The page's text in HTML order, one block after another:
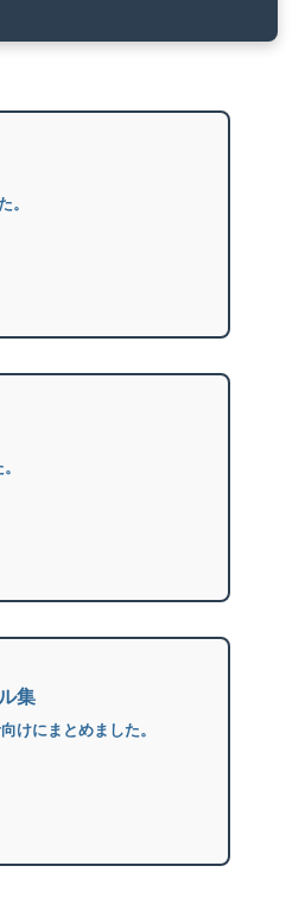
。
集
けにまとめました。